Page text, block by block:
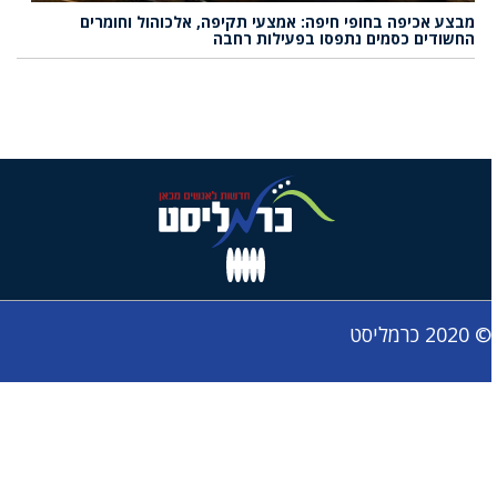
מבצע אכיפה בחופי חיפה: אמצעי תקיפה, אלכוהול וחומרים
החשודים כסמים נתפסו בפעילות רחבה
© 2020 כרמליסט